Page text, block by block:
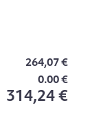
264,07 €
0.00 €
314,24 €